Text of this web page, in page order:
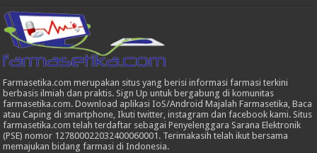
Farmasetika.com merupakan situs yang berisi informasi farmasi terkini
berbasis ilmiah dan praktis. Sign Up untuk bergabung di komunitas
farmasetika.com. Download aplikasi IoS/Android Majalah Farmasetika, Baca
atau Caping di smartphone, Ikuti twitter, instagram dan facebook kami. Situs
farmasetika.com telah terdaftar sebagai Penyelenggara Sarana Elektronik
(PSE) nomor 127800022032400060001. Terimakasih telah ikut bersama
memajukan bidang farmasi di Indonesia.